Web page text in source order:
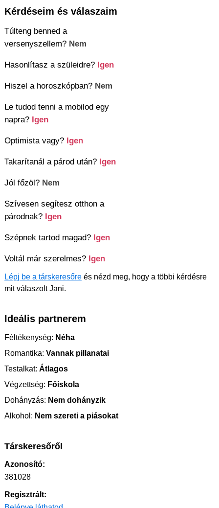
Kérdéseim és válaszaim
Túlteng benned a
versenyszellem? Nem
Hasonlítasz a szüleidre? Igen
Hiszel a horoszkópban? Nem
Le tudod tenni a mobilod egy
napra? Igen
Optimista vagy? Igen
Takarítanál a párod után? Igen
Jól főzöl? Nem
Szívesen segítesz otthon a
párodnak? Igen
Szépnek tartod magad? Igen
Voltál már szerelmes? Igen
Lépj be a társkeresőre és nézd meg, hogy a többi kérdésre
mit válaszolt Jani.
Ideális partnerem
Féltékenység: Néha
Romantika: Vannak pillanatai
Testalkat: Átlagos
Végzettség: Főiskola
Dohányzás: Nem dohányzik
Alkohol: Nem szereti a piásokat
Társkeresőről
Azonosító:
381028
Regisztrált: